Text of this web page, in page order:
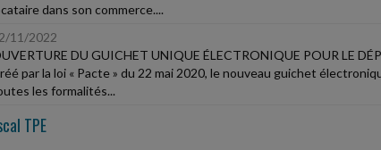
dans son commerce....
11/2022
DU GUICHET UNIQUE ÉLECTRONIQUE POUR LE
par la loi « Pacte » du 22 mai 2020, le nouveau guichet
les formalités...
TPE